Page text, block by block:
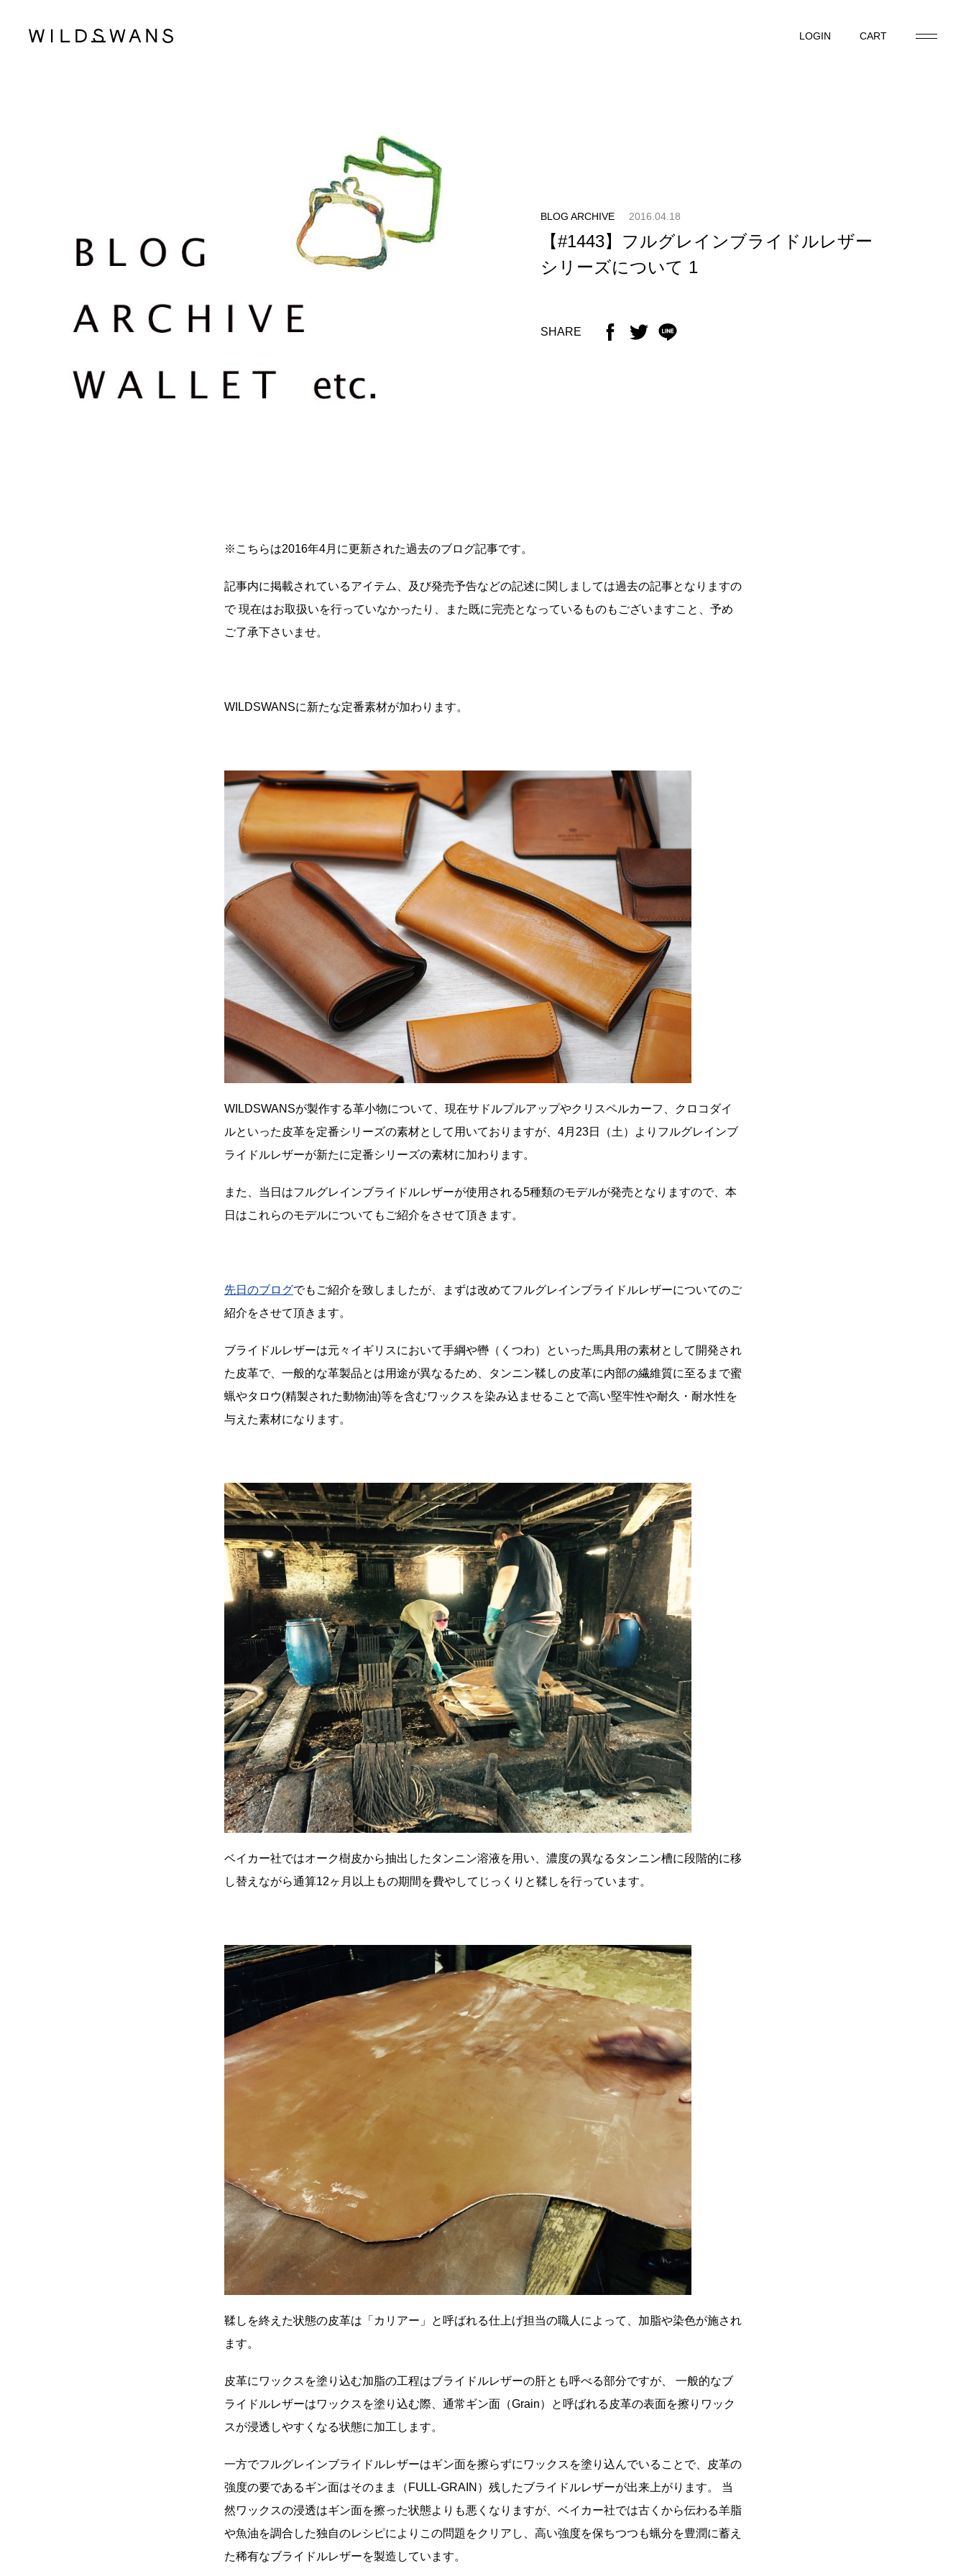
LOGIN
CART
BLOG ARCHIVE 2016.04.18
【#1443】フルグレインブライドルレザー
シリーズについて 1
SHARE
※こちらは2016年4月に更新された過去のブログ記事です。
記事内に掲載されているアイテム、及び発売予告などの記述に関しましては過去の記事となりますの
で 現在はお取扱いを行っていなかったり、また既に完売となっているものもございますこと、予め
ご了承下さいませ。
WILDSWANSに新たな定番素材が加わります。
WILDSWANSが製作する革小物について、現在サドルプルアップやクリスペルカーフ、クロコダイ
ルといった皮革を定番シリーズの素材として用いておりますが、4月23日（土）よりフルグレインブ
ライドルレザーが新たに定番シリーズの素材に加わります。
また、当日はフルグレインブライドルレザーが使用される5種類のモデルが発売となりますので、本
日はこれらのモデルについてもご紹介をさせて頂きます。
先日のブログでもご紹介を致しましたが、まずは改めてフルグレインブライドルレザーについてのご
紹介をさせて頂きます。
ブライドルレザーは元々イギリスにおいて手綱や轡（くつわ）といった馬具用の素材として開発され
た皮革で、一般的な革製品とは用途が異なるため、タンニン鞣しの皮革に内部の繊維質に至るまで蜜
蝋やタロウ(精製された動物油)等を含むワックスを染み込ませることで高い堅牢性や耐久・耐水性を
与えた素材になります。
ベイカー社ではオーク樹皮から抽出したタンニン溶液を用い、濃度の異なるタンニン槽に段階的に移
し替えながら通算12ヶ月以上もの期間を費やしてじっくりと鞣しを行っています。
鞣しを終えた状態の皮革は「カリアー」と呼ばれる仕上げ担当の職人によって、加脂や染色が施され
ます。
皮革にワックスを塗り込む加脂の工程はブライドルレザーの肝とも呼べる部分ですが、 一般的なブ
ライドルレザーはワックスを塗り込む際、通常ギン面（Grain）と呼ばれる皮革の表面を擦りワック
スが浸透しやすくなる状態に加工します。
一方でフルグレインブライドルレザーはギン面を擦らずにワックスを塗り込んでいることで、皮革の
強度の要であるギン面はそのまま（FULL-GRAIN）残したブライドルレザーが出来上がります。 当
然ワックスの浸透はギン面を擦った状態よりも悪くなりますが、ベイカー社では古くから伝わる羊脂
や魚油を調合した独自のレシピによりこの問題をクリアし、高い強度を保ちつつも蝋分を豊潤に蓄え
た稀有なブライドルレザーを製造しています。